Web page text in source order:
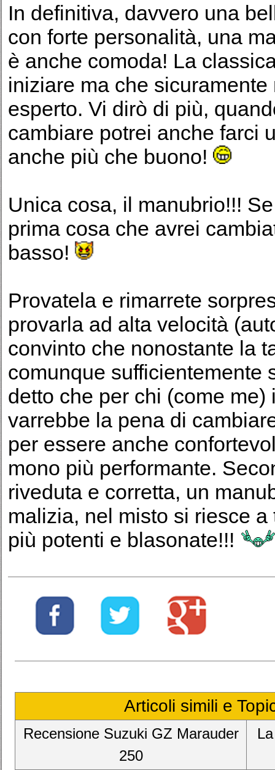
In definitiva, davvero una
con forte personalità, una
è anche comoda! La
iniziare ma che
esperto. Vi dirò di più,
cambiare potrei anche farci
anche più che buono!
Unica cosa, il manubrio!!!
prima cosa che avrei
basso!
Provatela e rimarrete
provarla ad alta velocità
convinto che nonostante la
comunque sufficientemente
detto che per chi (come
varrebbe la pena di
per essere anche
mono più performante.
riveduta e corretta, un
malizia, nel misto si riesce
più potenti e blasonate!!!
Articoli simili e
Recensione Suzuki GZ Marauder
250